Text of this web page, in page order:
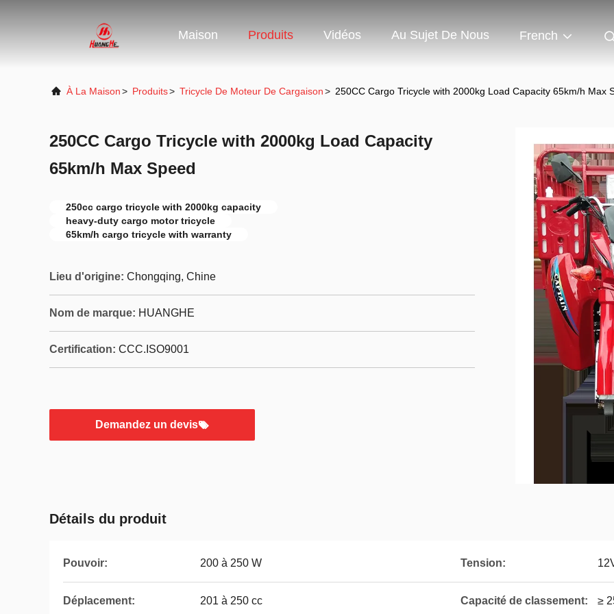
Maison Produits Vidéos Au Sujet De Nous French
À La Maison> Produits> Tricycle De Moteur De Cargaison> 250CC Cargo Tricycle with 2000kg Load Capacity 65km/h Max
250CC Cargo Tricycle with 2000kg Load Capacity
65km/h Max Speed
250cc cargo tricycle with 2000kg capacity
heavy-duty cargo motor tricycle
65km/h cargo tricycle with warranty
Lieu d'origine: Chongqing, Chine
Nom de marque: HUANGHE
Certification: CCC.ISO9001
Demandez un devis
Détails du produit
Pouvoir: 200 à 250 W Tension:
Déplacement: 201 à 250 cc Capacité de classement: ≥